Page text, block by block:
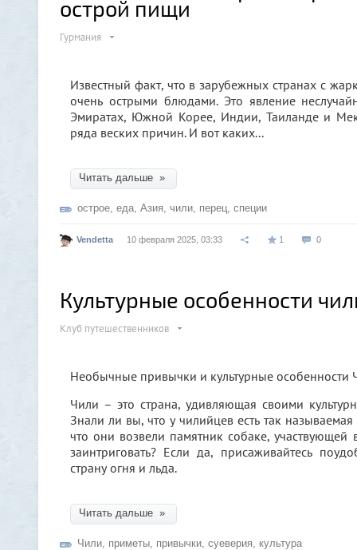
острой пищи
Гурмания
Известный факт, что в зарубежных странах с
очень острыми блюдами. Это явление
Эмиратах, Южной Корее, Индии, Таиланде и
ряда веских причин. И вот каких...
Читать дальше »
острое, еда, Азия, чили, перец, специи
Vendetta 10 февраля 2025, 03:33 1 0
Культурные особенности
Клуб путешественников
Необычные привычки и культурные особенности
Чили – это страна, удивляющая своими
Знали ли вы, что у чилийцев есть так
что они возвели памятник собаке, участвующей
заинтриговать? Если да, присаживайтесь
страну огня и льда.
Читать дальше »
Чили, приметы, привычки, суеверия, культура